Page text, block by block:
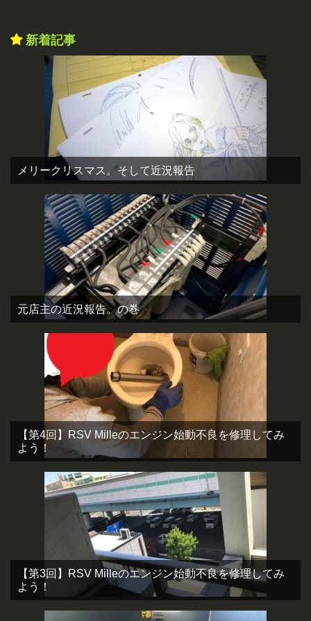
新着記事
メリークリスマス。そして近況報告
元店主の近況報告。の巻
【第4回】RSV Milleのエンジン始動不良を修理してみ
よう！
【第3回】RSV Milleのエンジン始動不良を修理してみ
よう！